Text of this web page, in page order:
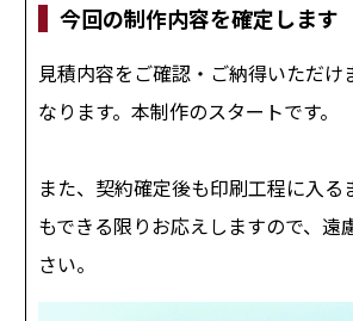
今回の制作内容を確定します
見積内容をご確認・ご納得いただけ
なります。本制作のスタートです。
また、契約確定後も印刷工程に入る
もできる限りお応えしますので、遠
さい。